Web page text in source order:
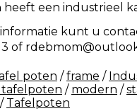
heeft een industrieel
kunt u
of
poten /frame /
/ modern /
/ Tafelpoten